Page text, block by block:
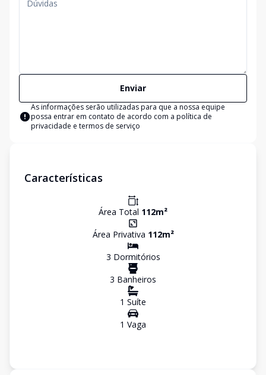
Enviar
As informações serão utilizadas para que a nossa equipe
possa entrar em contato de acordo com a política de
privacidade e termos de serviço
Características
Área Total 112m²
Área Privativa 112m²
3 Dormitórios
3 Banheiros
1 Suíte
1 Vaga